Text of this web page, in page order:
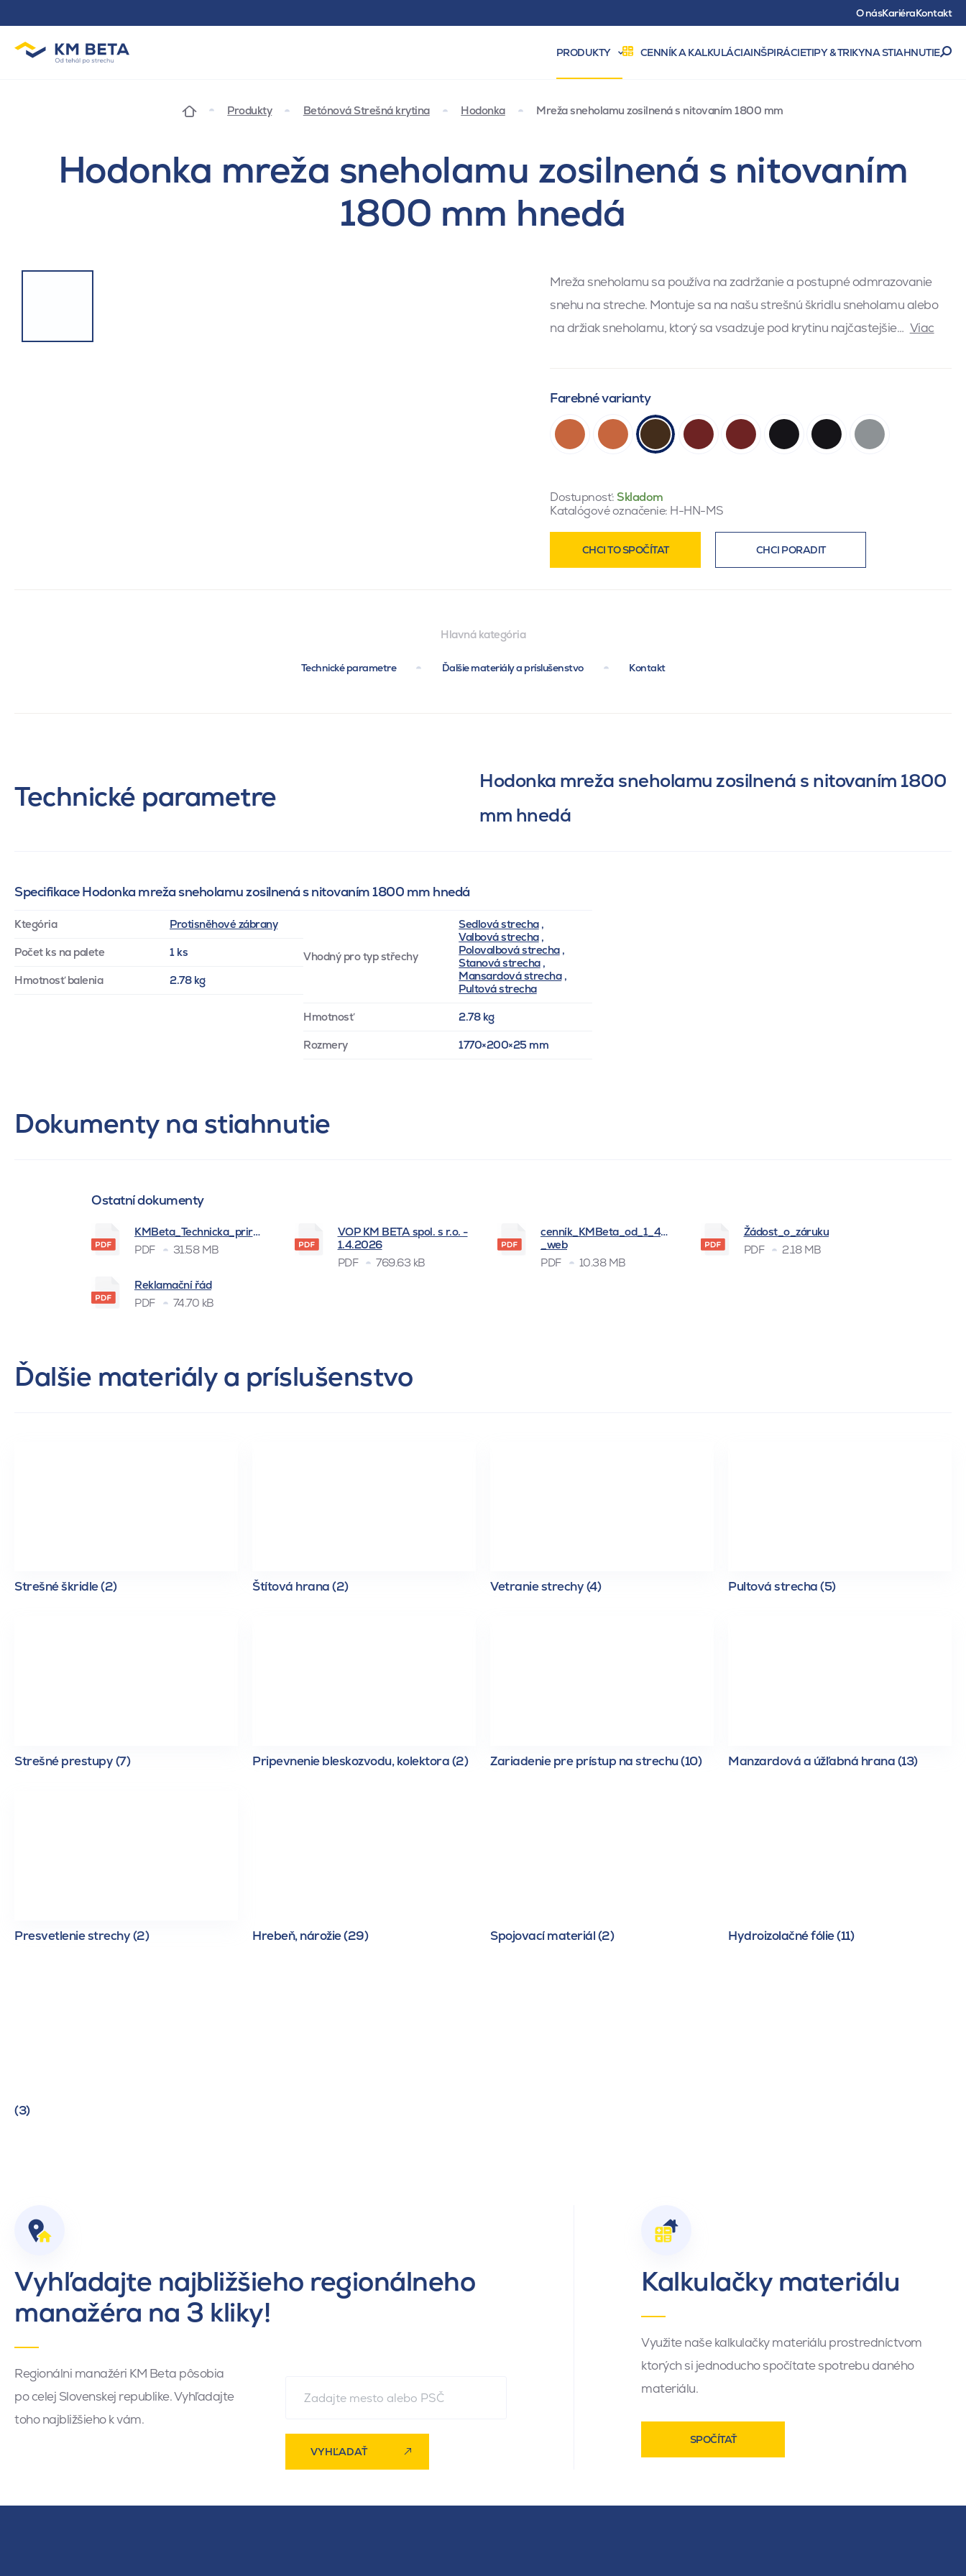
O násKariéraKontakt
PRODUKTY CENNÍK A KALKULÁCIAINŠPIRÁCIETIPY & TRIKYNA STIAHNUTIE
Produkty Betónová Strešná krytina Hodonka Mreža sneholamu zosilnená s nitovaním 1800 mm
Hodonka mreža sneholamu zosilnená s nitovaním
1800 mm hnedá
Mreža sneholamu sa používa na zadržanie a postupné odmrazovanie
snehu na streche. Montuje sa na našu strešnú škridlu sneholamu alebo
na držiak sneholamu, ktorý sa vsadzuje pod krytinu najčastejšie… Viac
Farebné varianty
Dostupnosť: Skladom
Katalógové označenie: H-HN-MS
CHCI TO SPOČÍTAT CHCI PORADIT
Hlavná kategória
Technické parametre Ďalšie materiály a príslušenstvo Kontakt
Technické parametre
Hodonka mreža sneholamu zosilnená s nitovaním 1800
mm hnedá
Specifikace Hodonka mreža sneholamu zosilnená s nitovaním 1800 mm hnedá
Ktegória Protisněhové zábrany
Počet ks na palete 1 ks
Hmotnosť balenia 2.78 kg
Vhodný pro typ střechy
Sedlová strecha,
Valbová strecha,
Polovalbová strecha,
Stanová strecha,
Mansardová strecha,
Pultová strecha
Hmotnosť 2.78 kg
Rozmery 1770×200×25 mm
Dokumenty na stiahnutie
Ostatní dokumenty
KMBeta_Technicka_prirucka_BSK_
PDF
31.58 MB
VOP KM BETA spol. s r.o. -
1.4.2026
PDF
769.63 kB
cenník_KMBeta_od_1_4_2026
_web
PDF
10.38 MB
Žádost_o_záruku
PDF
2.18 MB
Reklamační řád
PDF
74.70 kB
Ďalšie materiály a príslušenstvo
Strešné škridle (2) Štítová hrana (2) Vetranie strechy (4) Pultová strecha (5)
Strešné prestupy (7) Pripevnenie bleskozvodu, kolektora (2) Zariadenie pre prístup na strechu (10) Manzardová a úžľabná hrana (13)
Presvetlenie strechy (2) Hrebeň, nárožie (29) Spojovací materiál (2) Hydroizolačné fólie (11)
(3)
Vyhľadajte najbližšieho regionálneho
manažéra na 3 kliky!
Regionálni manažéri KM Beta pôsobia
po celej Slovenskej republike. Vyhľadajte
toho najbližšieho k vám.
VYHĽADAŤ
Kalkulačky materiálu
Využite naše kalkulačky materiálu prostredníctvom
ktorých si jednoducho spočítate spotrebu daného
materiálu.
SPOČÍTAŤ